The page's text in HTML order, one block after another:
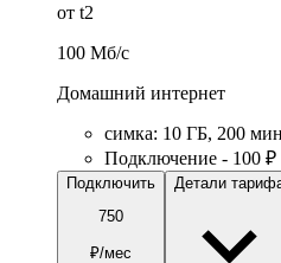
от t2
100 Мб/c
Домашний интернет
симка: 10 ГБ, 200 мин
Подключение - 100 ₽
Подключить
750
₽/мес
Детали